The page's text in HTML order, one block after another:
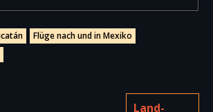
Flüge nach und in Mexiko
Land-